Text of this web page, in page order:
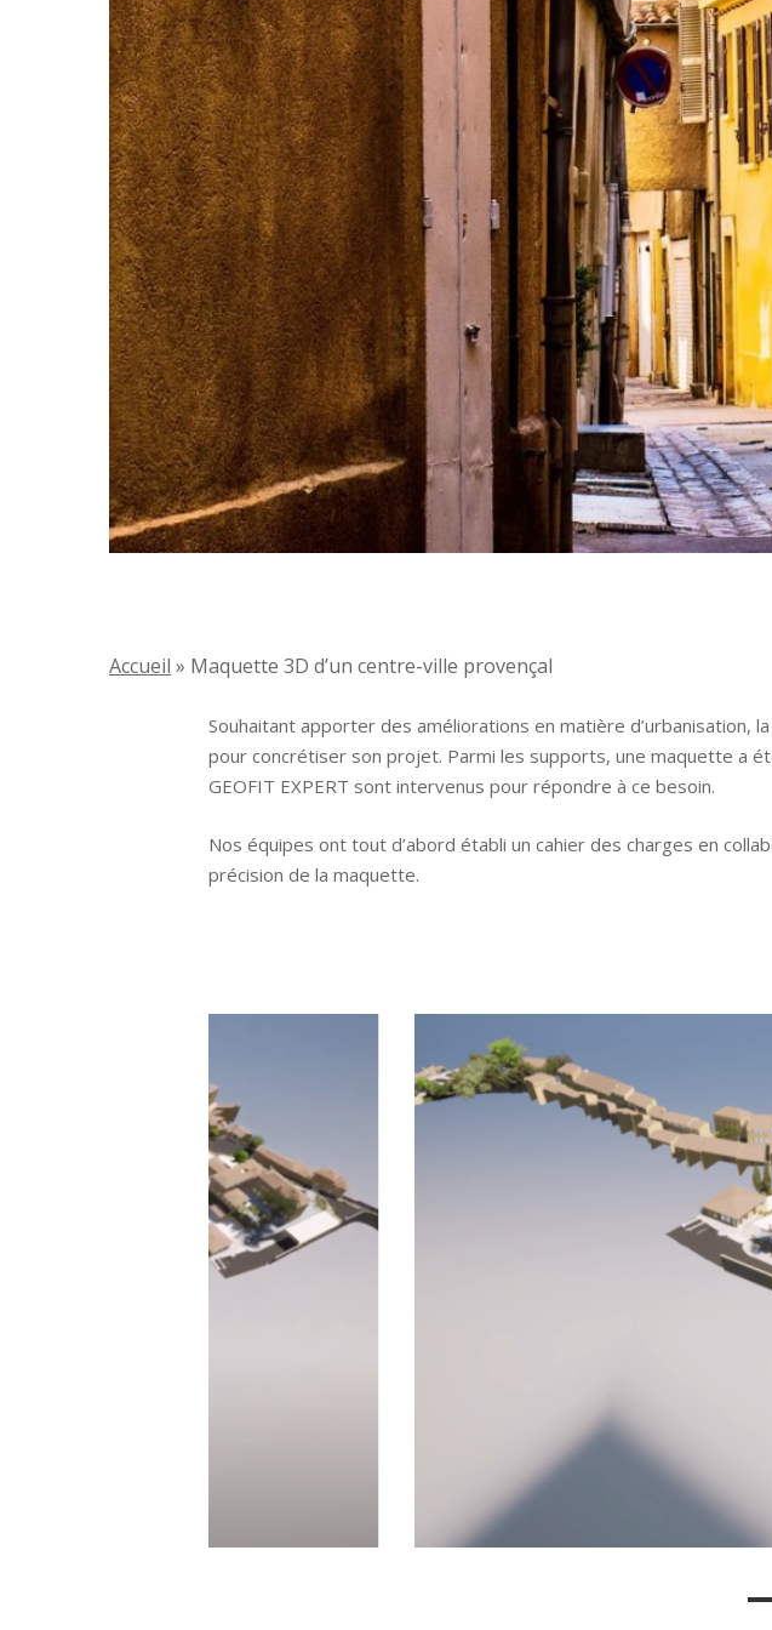
Accueil » Maquette 3D d’un centre-ville provençal
Souhaitant apporter des améliorations en matière d’urbanisation,
pour concrétiser son projet. Parmi les supports, une maquette a
GEOFIT EXPERT sont intervenus pour répondre à ce besoin.
Nos équipes ont tout d’abord établi un cahier des charges en
précision de la maquette.